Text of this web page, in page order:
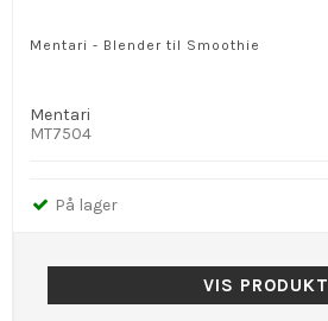
Mentari - Blender til Smoothie
Mentari
MT7504
På lager
VIS PRODUKT